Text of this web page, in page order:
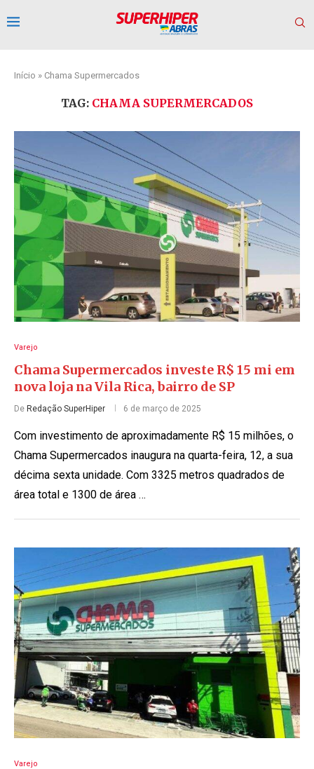
Início » Chama Supermercados
TAG: CHAMA SUPERMERCADOS
Varejo
Chama Supermercados investe R$ 15 mi em
nova loja na Vila Rica, bairro de SP
De Redação SuperHiper 6 de março de 2025
Com investimento de aproximadamente R$ 15 milhões, o
Chama Supermercados inaugura na quarta-feira, 12, a sua
décima sexta unidade. Com 3325 metros quadrados de
área total e 1300 de área …
Varejo